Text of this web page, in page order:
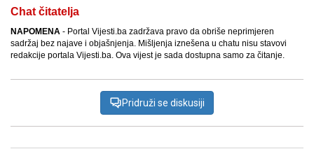
Chat čitatelja
NAPOMENA - Portal Vijesti.ba zadržava pravo da obriše neprimjeren
sadržaj bez najave i objašnjenja. Mišljenja iznešena u chatu nisu stavovi
redakcije portala Vijesti.ba. Ova vijest je sada dostupna samo za čitanje.
Pridruži se diskusiji